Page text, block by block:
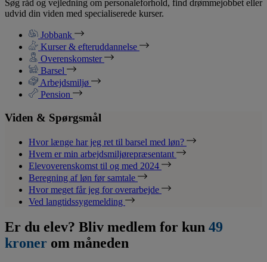
Søg råd og vejledning om personaleforhold, find drømmejobbet eller
udvid din viden med specialiserede kurser.
Jobbank
Kurser & efteruddannelse
Overenskomster
Barsel
Arbejdsmiljø
Pension
Viden & Spørgsmål
Hvor længe har jeg ret til barsel med løn?
Hvem er min arbejdsmiljørepræsentant
Elevoverenskomst til og med 2024
Beregning af løn før samtale
Hvor meget får jeg for overarbejde
Ved langtidssygemelding
Er du elev? Bliv medlem for kun 49
kroner om måneden